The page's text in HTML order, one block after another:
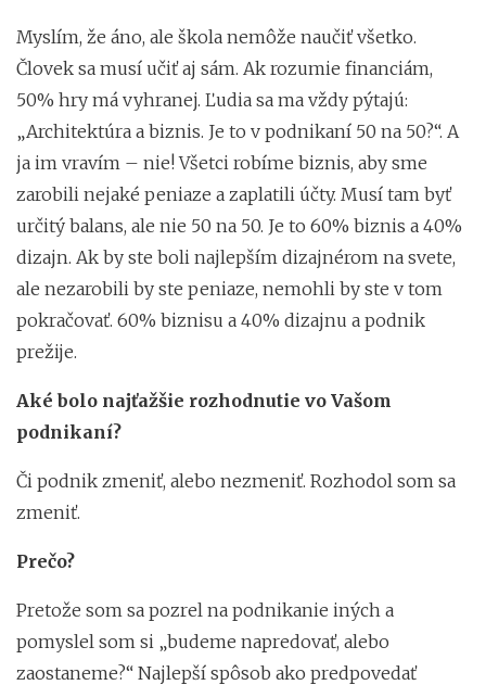
Myslím, že áno, ale škola nemôže naučiť všetko.
Človek sa musí učiť aj sám. Ak rozumie financiám,
50% hry má vyhranej. Ľudia sa ma vždy pýtajú:
„Architektúra a biznis. Je to v podnikaní 50 na 50?“. A
ja im vravím – nie! Všetci robíme biznis, aby sme
zarobili nejaké peniaze a zaplatili účty. Musí tam byť
určitý balans, ale nie 50 na 50. Je to 60% biznis a 40%
dizajn. Ak by ste boli najlepším dizajnérom na svete,
ale nezarobili by ste peniaze, nemohli by ste v tom
pokračovať. 60% biznisu a 40% dizajnu a podnik
prežije.
Aké bolo najťažšie rozhodnutie vo Vašom
podnikaní?
Či podnik zmeniť, alebo nezmeniť. Rozhodol som sa
zmeniť.
Prečo?
Pretože som sa pozrel na podnikanie iných a
pomyslel som si „budeme napredovať, alebo
zaostaneme?“ Najlepší spôsob ako predpovedať